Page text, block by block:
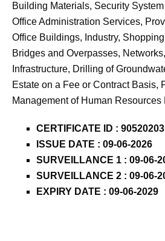
Building Materials, Security
Office Administration Services,
Office Buildings, Industry,
Bridges and Overpasses,
Infrastructure, Drilling of
Estate on a Fee or Contract Basis,
Management of Human Resources
CERTIFICATE ID : 90520203
ISSUE DATE : 09-06-2026
SURVEILLANCE 1 : 09-06-
SURVEILLANCE 2 : 09-06-
EXPIRY DATE : 09-06-2029